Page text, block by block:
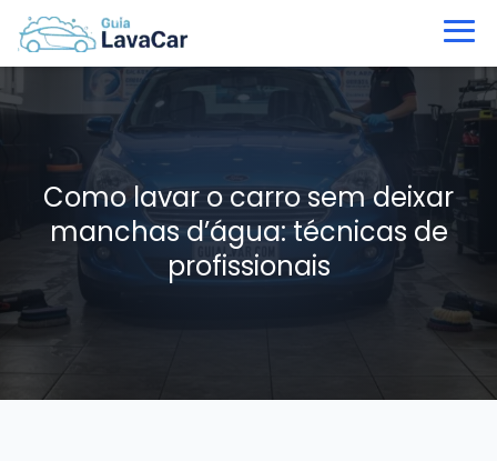
Como lavar o carro sem deixar
manchas d’água: técnicas de
profissionais